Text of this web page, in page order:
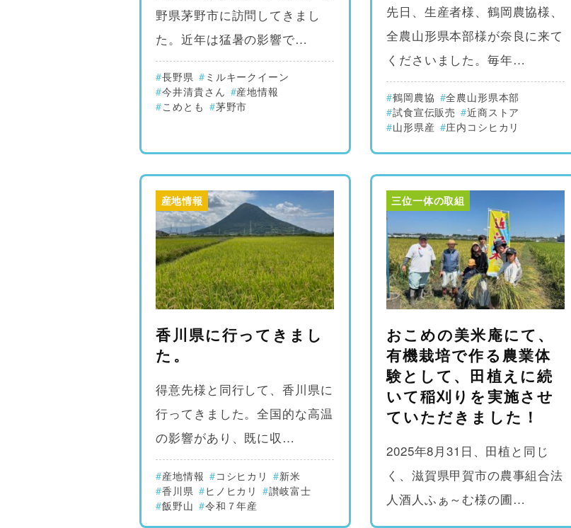
野県茅野市に訪問してきまし
た。近年は猛暑の影響で…
長野県
ミルキークイーン
今井清貴さん
産地情報
こめとも
茅野市
先日、生産者様、鶴岡農協様、
全農山形県本部様が奈良に来て
くださいました。毎年…
鶴岡農協
全農山形県本部
試食宣伝販売
近商ストア
山形県産
庄内コシヒカリ
産地情報
香川県に行ってきまし
た。
得意先様と同行して、香川県に
行ってきました。全国的な高温
の影響があり、既に収…
産地情報 コシヒカリ
新米
香川県
ヒノヒカリ
讃岐富士
飯野山
令和７年産
三位一体の取組
おこめの美米庵にて、
有機栽培で作る農業体
験として、田植えに続
いて稲刈りを実施させ
ていただきました！
2025年8月31日、田植と同じ
く、滋賀県甲賀市の農事組合法
人酒人ふぁ～む様の圃…